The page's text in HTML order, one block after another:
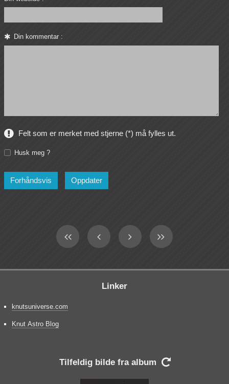
Din kommentar :
Felt som er merket med stjerne (*) må fylles ut.
Husk meg ?
Linker
knutsuniverse.com
Knut Astro Blog
Tilfeldig bilde fra album 